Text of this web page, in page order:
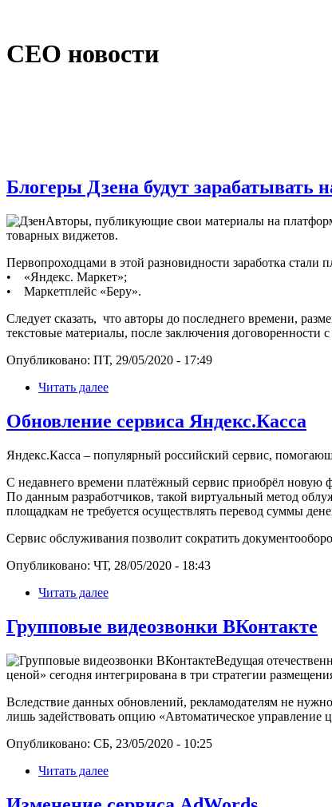
СЕО новости
Блогеры Дзена будут зарабатывать
Авторы, публикующие свои материалы на
товарных виджетов.
Первопроходцами в этой разновидности заработка стали
• «Яндекс. Маркет»;
• Маркетплейс «Беру».
Следует сказать, что авторы до последнего времени,
текстовые материалы, после заключения договоренности
Опубликовано: ПТ, 29/05/2020 - 17:49
Читать далее
Обновление сервиса Яндекс.Касса
Яндекс.Касса – популярный российский сервис,
С недавнего времени платёжный сервис приобрёл новую
По данным разработчиков, такой виртуальный метод
площадкам не требуется осуществлять перевод суммы
Сервис обслуживания позволит сократить
Опубликовано: ЧТ, 28/05/2020 - 18:43
Читать далее
Групповые видеозвонки ВКонтакте
Ведущая
ценой» сегодня интегрирована в три стратегии
Вследствие данных обновлений, рекламодателям не
лишь задействовать опцию «Автоматическое управление
Опубликовано: СБ, 23/05/2020 - 10:25
Читать далее